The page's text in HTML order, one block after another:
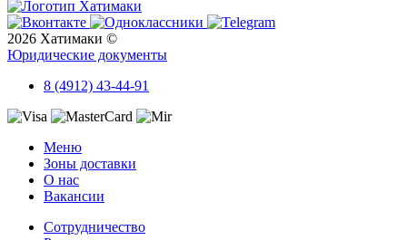
2026 Хатимаки ©
Юридические документы
8 (4912) 43-44-91
Меню
Зоны доставки
О нас
Вакансии
Сотрудничество